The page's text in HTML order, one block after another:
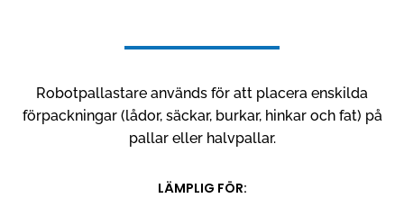
Robotpallastare används för att placera enskilda
förpackningar (lådor, säckar, burkar, hinkar och fat) på
pallar eller halvpallar.
LÄMPLIG FÖR: